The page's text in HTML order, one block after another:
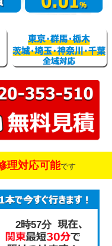
理対応可能です
2時57分